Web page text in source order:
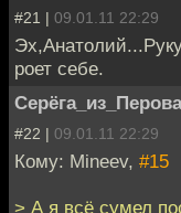
#21 | 09.01.11 22:29
роет себе.
Серёга_из_Перова
#22 | 09.01.11 22:29
Кому: Mineev, #15
> А я всё сумел